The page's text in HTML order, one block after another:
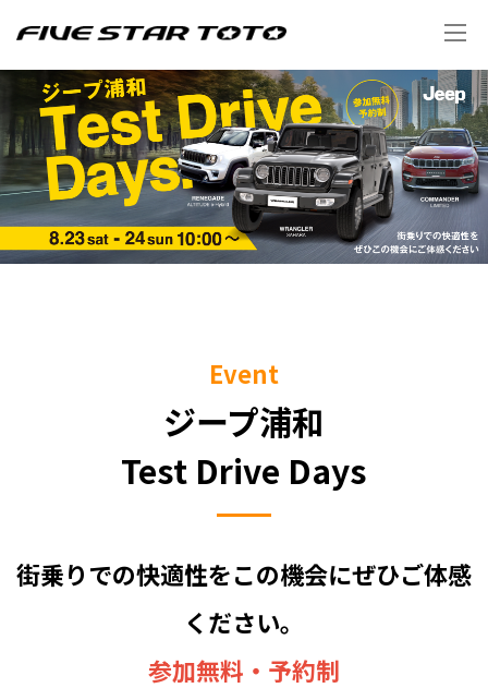
Event
ジープ浦和
Test Drive Days
街乗りでの快適性をこの機会にぜひご体感
ください。
参加無料・予約制